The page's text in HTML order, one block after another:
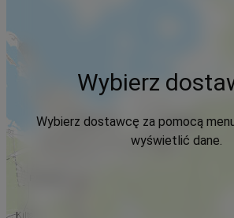
Wybierz
Wybierz dostawcę za pomocą
wyświetlić dane.